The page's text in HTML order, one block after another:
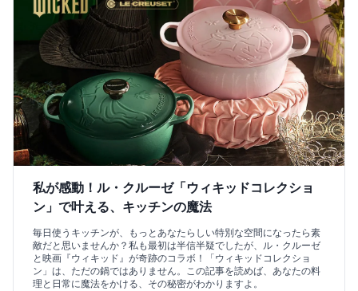
私が感動！ル・クルーゼ「ウィキッドコレクショ
ン」で叶える、キッチンの魔法
毎日使うキッチンが、もっとあなたらしい特別な空間になったら素
敵だと思いませんか？私も最初は半信半疑でしたが、ル・クルーゼ
と映画『ウィキッド』が奇跡のコラボ！「ウィキッドコレクショ
ン」は、ただの鍋ではありません。この記事を読めば、あなたの料
理と日常に魔法をかける、その秘密がわかりますよ。